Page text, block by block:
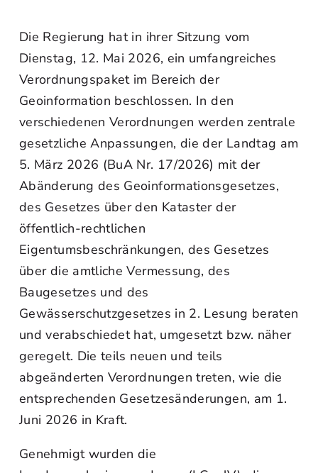
Die Regierung hat in ihrer Sitzung vom
Dienstag, 12. Mai 2026, ein umfangreiches
Verordnungspaket im Bereich der
Geoinformation beschlossen. In den
verschiedenen Verordnungen werden zentrale
gesetzliche Anpassungen, die der Landtag am
5. März 2026 (BuA Nr. 17/2026) mit der
Abänderung des Geoinformationsgesetzes,
des Gesetzes über den Kataster der
öffentlich-rechtlichen
Eigentumsbeschränkungen, des Gesetzes
über die amtliche Vermessung, des
Baugesetzes und des
Gewässerschutzgesetzes in 2. Lesung beraten
und verabschiedet hat, umgesetzt bzw. näher
geregelt. Die teils neuen und teils
abgeänderten Verordnungen treten, wie die
entsprechenden Gesetzesänderungen, am 1.
Juni 2026 in Kraft.
Genehmigt wurden die